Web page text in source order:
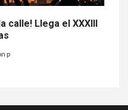
calle! Llega el XXXIII
p